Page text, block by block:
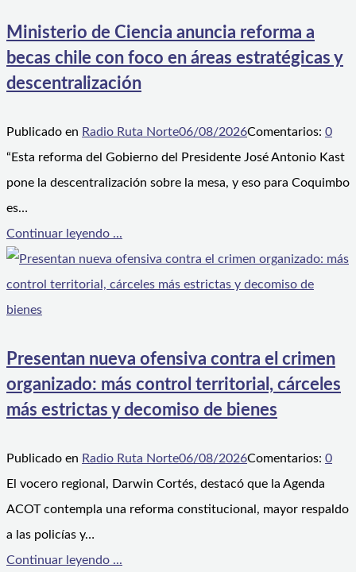
Ministerio de Ciencia anuncia reforma a
becas chile con foco en áreas estratégicas y
descentralización
Publicado en Radio Ruta Norte06/08/2026Comentarios: 0
“Esta reforma del Gobierno del Presidente José Antonio Kast
pone la descentralización sobre la mesa, y eso para Coquimbo
es…
Continuar leyendo ...
Presentan nueva ofensiva contra el crimen
organizado: más control territorial, cárceles
más estrictas y decomiso de bienes
Publicado en Radio Ruta Norte06/08/2026Comentarios: 0
El vocero regional, Darwin Cortés, destacó que la Agenda
ACOT contempla una reforma constitucional, mayor respaldo
a las policías y…
Continuar leyendo ...